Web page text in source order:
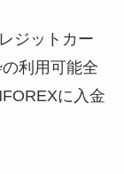
ジットカー
利用可能全
に入金